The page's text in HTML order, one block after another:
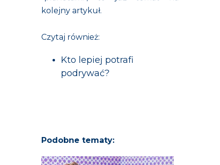
kolejny artykuł.
Czytaj również:
Kto lepiej potrafi
podrywać?
Podobne tematy: